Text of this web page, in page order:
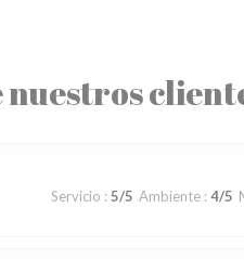
nuestros
Servicio : 5/5 Ambiente: 4/5